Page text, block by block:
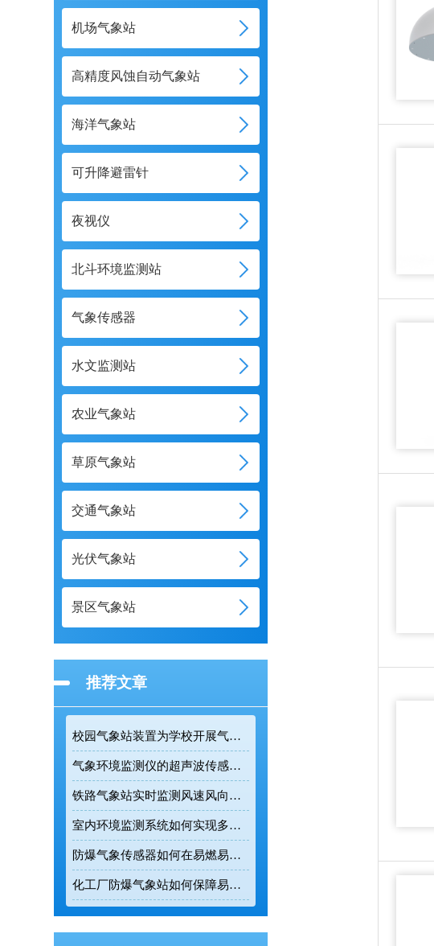
机场气象站
高精度风蚀自动气象站
海洋气象站
可升降避雷针
夜视仪
北斗环境监测站
气象传感器
水文监测站
农业气象站
草原气象站
交通气象站
光伏气象站
景区气象站
推荐文章
校园气象站装置为学校开展气象科普提供专业监测设备
气象环境监测仪的超声波传感技术如何提升户外连续监测精度
铁路气象站实时监测风速风向为列车调度提供精准数据支撑
室内环境监测系统如何实现多参数实时在线监测
防爆气象传感器如何在易燃易爆环境中实现五要素一体化监测
化工厂防爆气象站如何保障易燃易爆环境的生产安全